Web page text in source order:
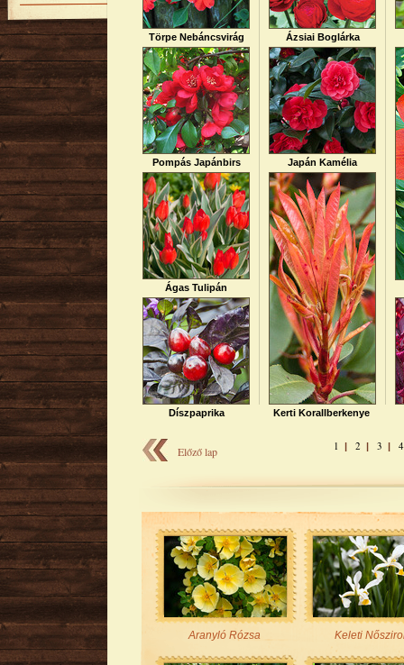
Törpe Nebáncsvirág Ázsiai Boglárka
Pompás Japánbirs Japán Kamélia
Ágas Tulipán
Díszpaprika Kerti Korallberkenye
Előző lap 1 |2 |3 |4
Aranyló Rózsa Keleti